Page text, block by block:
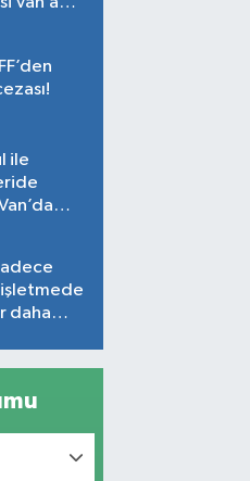
ile
işletmede
daha